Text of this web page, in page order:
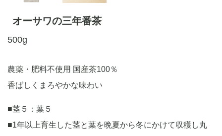
オーサワの三年番茶
500g
農薬・肥料不使用 国産茶100％
香ばしくまろやかな味わい
■茎５：葉５
■1年以上育生した茎と葉を晩夏から冬にかけて収穫し丸